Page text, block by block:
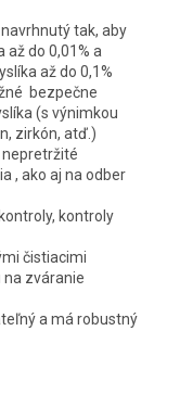
tak, aby
až do 0,01% a
až do 0,1%
bezpečne
(s výnimkou
zirkón, atď.)
nepretržité
, ako aj na odber
kontroly
čistiacimi
zváranie
a má robustný